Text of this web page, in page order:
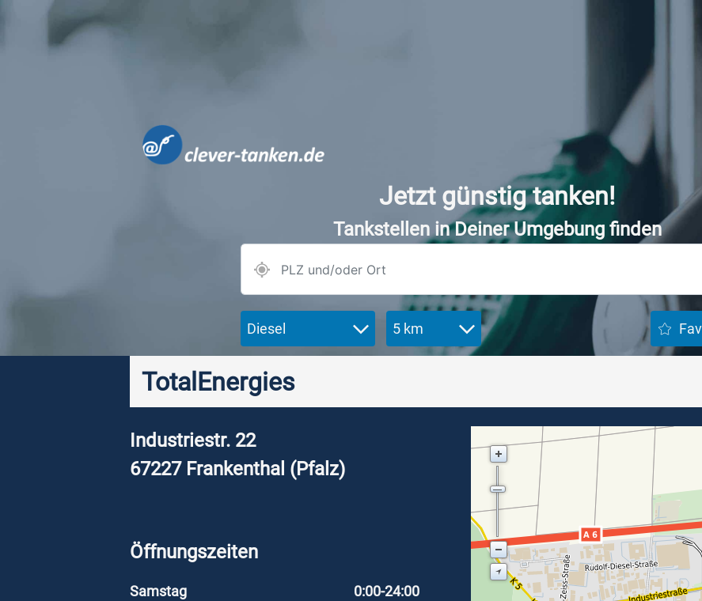
Jetzt günstig tanken!
Tankstellen in Deiner Umgebung finden
Diesel 5 km
TotalEnergies
Industriestr. 22
67227 Frankenthal (Pfalz)
Öffnungszeiten
Samstag
0:00-24:00